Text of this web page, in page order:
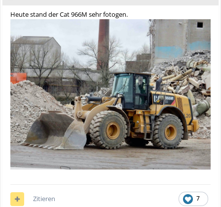
Heute stand der Cat 966M sehr fotogen.
7
Zitieren